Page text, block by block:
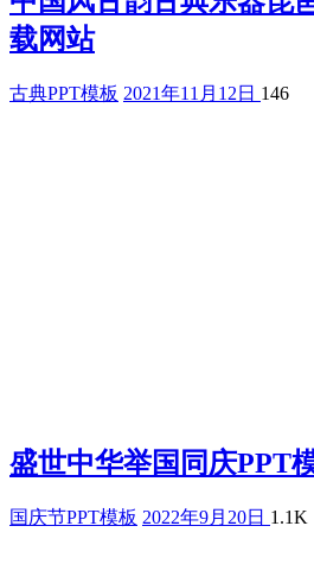
载网站
古典PPT模板 2021年11月12日 146
盛世中华举国同庆PPT
国庆节PPT模板 2022年9月20日 1.1K